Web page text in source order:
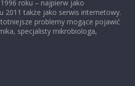
roku – najpierw jako
2011 także jako serwis internetowy.
problemy mogące pojawić
specjalisty mikrobiologa,